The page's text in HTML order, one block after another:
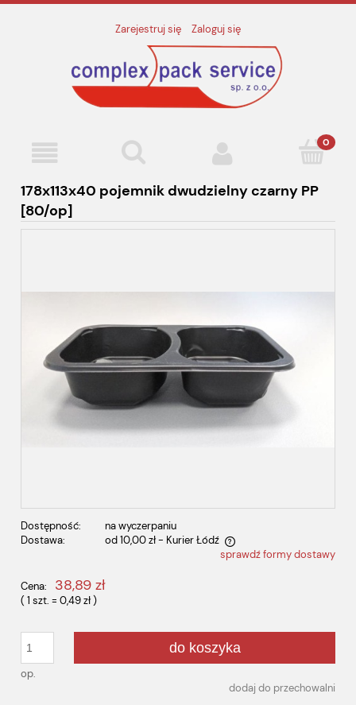
Zarejestruj się Zaloguj się
178x113x40 pojemnik dwudzielny czarny PP
[80/op]
Dostępność:
na wyczerpaniu
Dostawa:
od 10,00 zł - Kurier Łódź
Cena nie zawiera ewentualnych kosztów płatnościsprawdź formy dostawy
Cena: 38,89 zł
( 1 szt. = 0,49 zł)
op.
do koszyka
dodaj do przechowalni